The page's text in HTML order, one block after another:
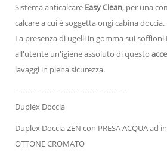
Sistema anticalcare Easy Clean, per una
calcare a cui è soggetta ongi cabina doccia.
La presenza di ugelli in gomma sui soffioni
all'utente un'igiene assoluto di questo
lavaggi in piena sicurezza.
----------------------------------------------
Duplex Doccia
Duplex Doccia ZEN con PRESA ACQUA ad
OTTONE CROMATO